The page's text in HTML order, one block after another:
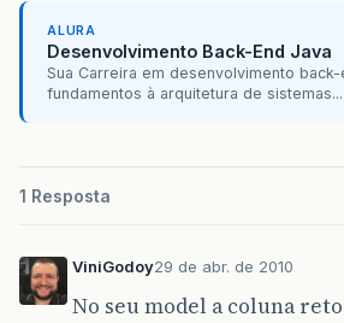
ALURA
Desenvolvimento Back-End Java
Sua Carreira em desenvolvimento
fundamentos à arquitetura de sistemas...
1 Resposta
ViniGodoy29 de abr. de 2010
No seu model a coluna